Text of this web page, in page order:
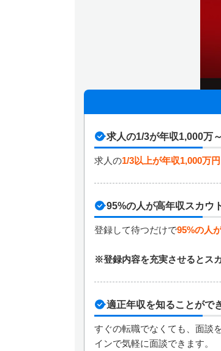
求人の1/3が年収1,000万
求人の1/3以上が年収1,000万円
95%の人が高年収スカウ
登録して待つだけで95%の人
※登録内容を充実させるとス
適正年収を知ることがで
すぐの転職でなくても、面談
インで気軽に面談できます。